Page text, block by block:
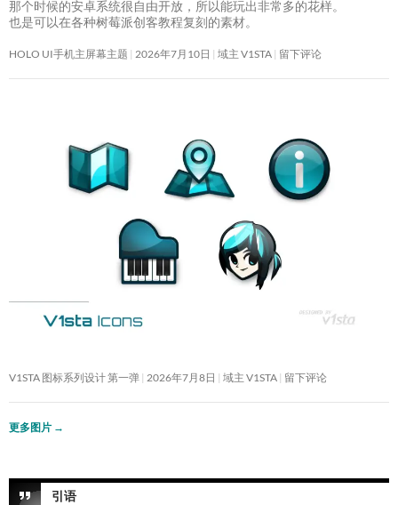
那个时候的安卓系统很自由开放，所以能玩出非常多的花样。
也是可以在各种树莓派创客教程复刻的素材。
HOLO UI手机主屏幕主题 2026年7月10日 域主 V1STA 留下评论
V1STA 图标系列设计 第一弹 2026年7月8日 域主 V1STA 留下评论
更多图片 →
引语